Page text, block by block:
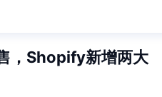
，Shopify新增两大